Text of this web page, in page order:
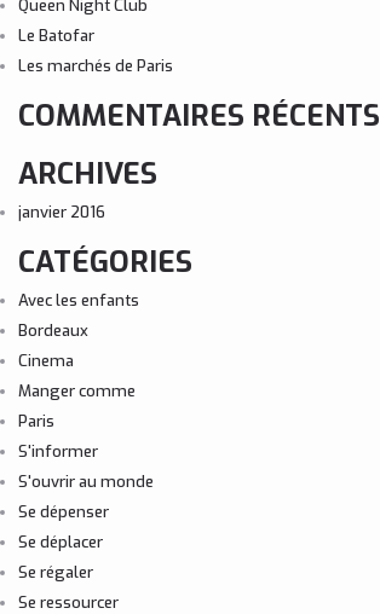
Queen Night Club
Le Batofar
Les marchés de Paris
COMMENTAIRES RÉCENTS
ARCHIVES
janvier 2016
CATÉGORIES
Avec les enfants
Bordeaux
Cinema
Manger comme
Paris
S'informer
S'ouvrir au monde
Se dépenser
Se déplacer
Se régaler
Se ressourcer